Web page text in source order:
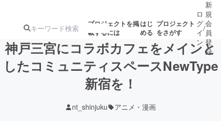
プロジェクトを掲
載するには
はじ
める
プロジェクト
をさがす
注目の新着プロ募集終了が近いプ
ロジェクト
ロ
グ
イ
ン
/
新
規
会
員
登
録
神戸三宮にコラボカフェをメインと
したコミュニティスペースNewType
新宿を！
nt_shinjuku アニメ・漫画